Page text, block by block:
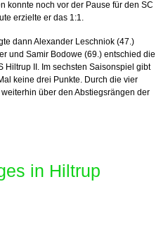
konnte noch vor der Pause für den SC
erzielte er das 1:1.
dann Alexander Leschniok (47.)
und Samir Bodowe (69.) entschied die
Hiltrup II. Im sechsten Saisonspiel gibt
keine drei Punkte. Durch die vier
über den Abstiegsrängen der
in Hiltrup